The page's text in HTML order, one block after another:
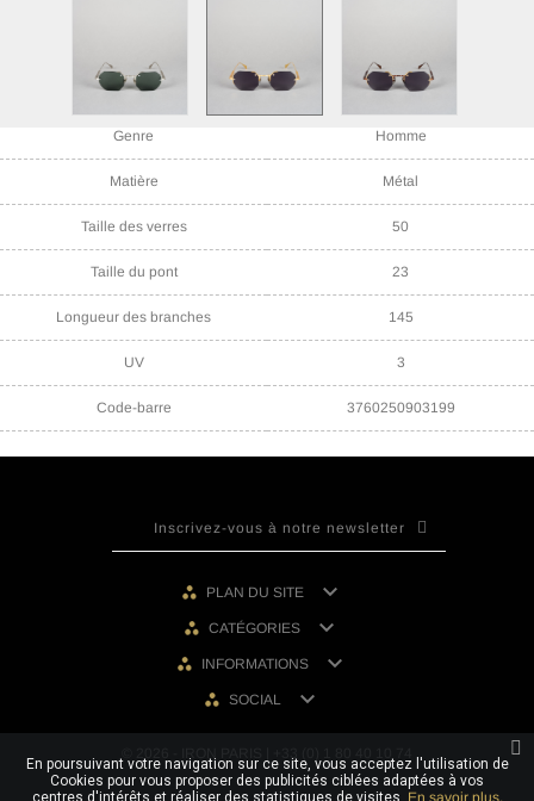
Référence ULYSSE IRS61-009
Genre Homme
Matière Métal
Taille des verres 50
Taille du pont 23
Longueur des branches 145
UV 3
Code-barre 3760250903199
PLAN DU SITE 
CATÉGORIES 
INFORMATIONS 
SOCIAL 
En poursuivant votre navigation sur ce site, vous acceptez l'utilisation de
Cookies pour vous proposer des publicités ciblées adaptées à vos
centres d'intérêts et réaliser des statistiques de visites. En savoir plus.